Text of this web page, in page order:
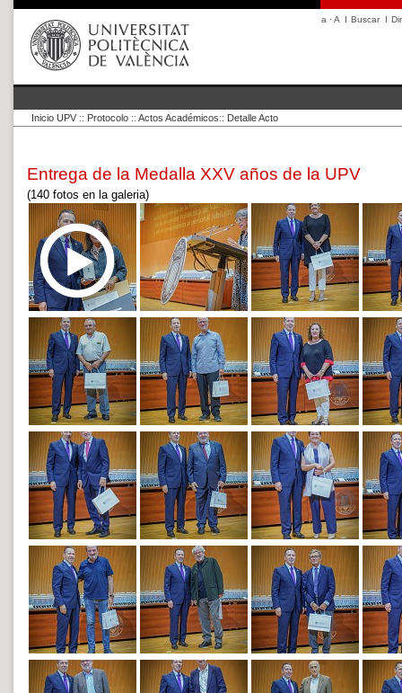
a ·A I BuscarI
Inicio UPV :: Protocolo :: Actos Académicos:: Detalle Acto
Entrega de la Medalla XXV años de la UPV
(140 fotos en la galeria)